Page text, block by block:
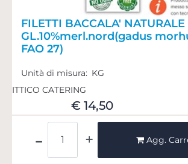
FILETTI BACCALA' NATURALE
GL.10%merl.nord(gadus
FAO 27)
Unità di misura: KG
ITTICO CATERING
€ 14,50
Agg.